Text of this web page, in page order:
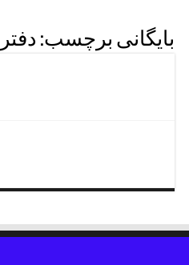
بایگانی برچسب: